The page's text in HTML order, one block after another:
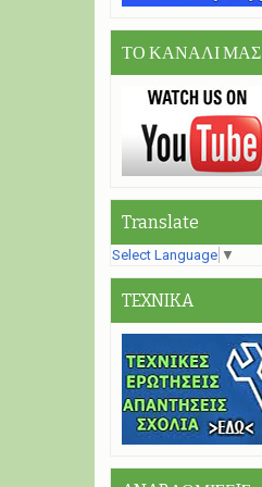
ΤΟ ΚΑΝΑΛΙ ΜΑΣ
Translate
Select Language ▼
TEXNIKA